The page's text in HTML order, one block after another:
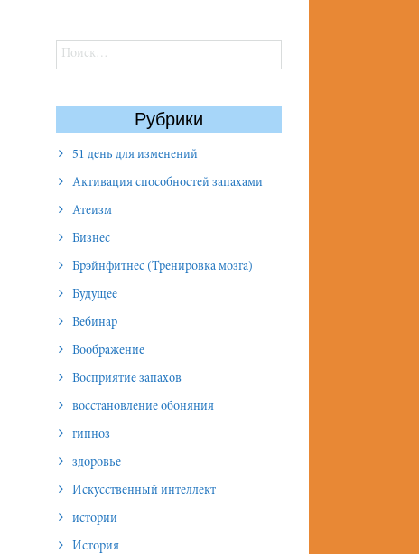
Найти:
Рубрики
51 день для изменений
Активация способностей запахами
Атеизм
Бизнес
Брэйнфитнес (Тренировка мозга)
Будущее
Вебинар
Воображение
Восприятие запахов
восстановление обоняния
гипноз
здоровье
Искусственный интеллект
истории
История